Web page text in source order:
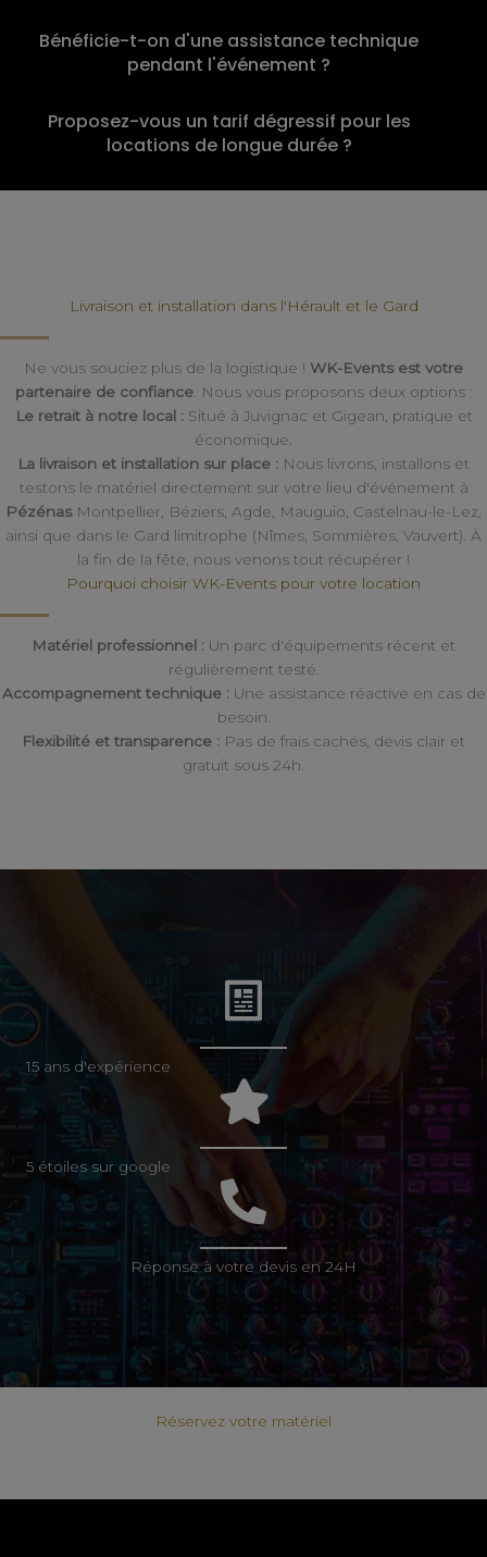
Bénéficie-t-on d'une assistance technique
pendant l'événement ?
Proposez-vous un tarif dégressif pour les
locations de longue durée ?
Livraison et installation dans l'Hérault et le Gard
Ne vous souciez plus de la logistique ! WK-Events est votre
partenaire de confiance. Nous vous proposons deux options :
Le retrait à notre local :Situé à Juvignac et Gigean, pratique et
économique.
La livraison et installation sur place : Nous livrons, installons et
testons le matériel directement sur votre lieu d'événement à
Pézénas Montpellier, Béziers, Agde, Mauguio, Castelnau-le-Lez,
ainsi que dans le Gard limitrophe (Nîmes, Sommières, Vauvert). À
la fin de la fête, nous venons tout récupérer !
Pourquoi choisir WK-Events pour votre location
Matériel professionnel : Un parc d'équipements récent et
régulièrement testé.
Accompagnement technique :Une assistance réactive en cas de
besoin.
Flexibilité et transparence : Pas de frais cachés, devis clair et
gratuit sous 24h.
15 ans d'expérience
5 étoiles sur google
Réponse à votre devis en 24H
Réservez votre matériel